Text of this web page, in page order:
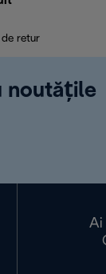
retur
noutățile
Ai